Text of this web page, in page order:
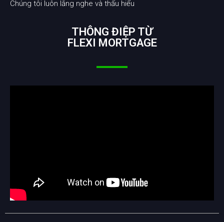
Chúng tôi luôn lắng nghe và thấu hiểu
THÔNG ĐIỆP TỪ
FLEXI MORTGAGE